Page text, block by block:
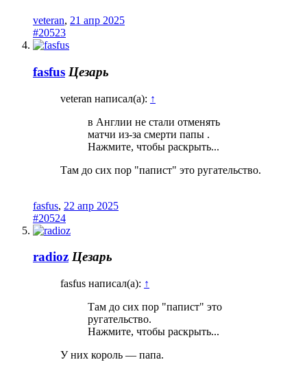
veteran, 21 апр 2025
#20523
fasfus Цезарь
veteran написал(а): ↑
в Англии не стали отменять
матчи из-за смерти папы .
Нажмите, чтобы раскрыть...
Там до сих пор "папист" это ругательство.
fasfus, 22 апр 2025
#20524
radioz Цезарь
fasfus написал(а): ↑
Там до сих пор "папист" это
ругательство.
Нажмите, чтобы раскрыть...
У них король — папа.